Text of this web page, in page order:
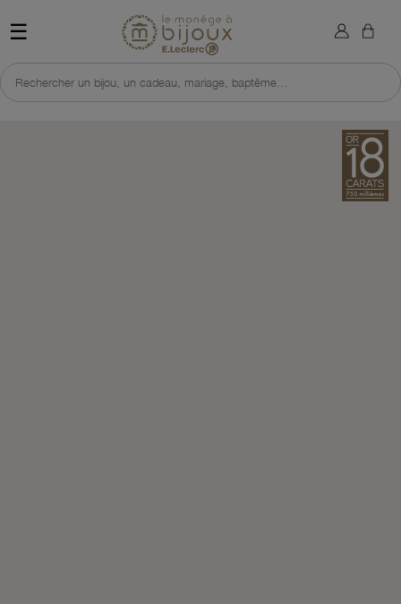
☰ Retour à l'accueil du site
Rechercher un bijou, un cadeau, mariage, baptême...
×